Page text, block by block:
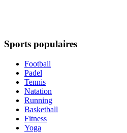
Sports populaires
Football
Padel
Tennis
Natation
Running
Basketball
Fitness
Yoga